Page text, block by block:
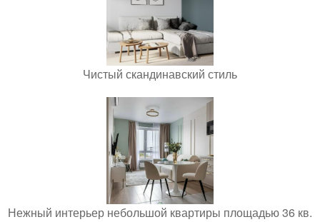
Чистый скандинавский стиль
Нежный интерьер небольшой квартиры площадью 36 кв.